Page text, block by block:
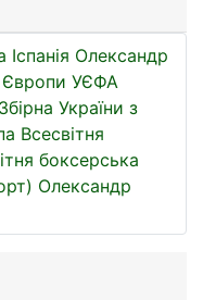
Іспанія Олександр
Європи УЄФА
Збірна України з
Всесвітня
боксерська
Олександр